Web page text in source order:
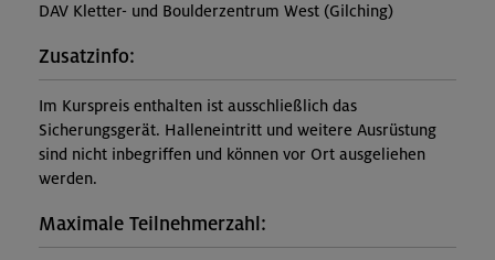
DAV Kletter- und Boulderzentrum West (Gilching)
Zusatzinfo:
Im Kurspreis enthalten ist ausschließlich das
Sicherungsgerät. Halleneintritt und weitere Ausrüstung
sind nicht inbegriffen und können vor Ort ausgeliehen
werden.
Maximale Teilnehmerzahl: